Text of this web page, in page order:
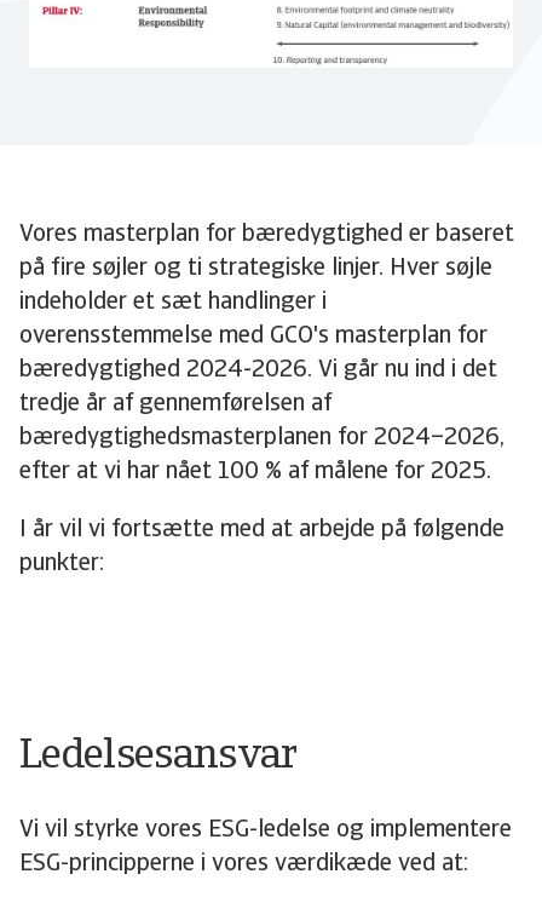
Vores masterplan for bæredygtighed er baseret
på fire søjler og ti strategiske linjer. Hver søjle
indeholder et sæt handlinger i
overensstemmelse med GCO's masterplan for
bæredygtighed 2024-2026. Vi går nu ind i det
tredje år af gennemførelsen af
bæredygtighedsmasterplanen for 2024–2026,
efter at vi har nået 100 % af målene for 2025.
I år vil vi fortsætte med at arbejde på følgende
punkter:
Ledelsesansvar
Vi vil styrke vores ESG-ledelse og implementere
ESG-principperne i vores værdikæde ved at: